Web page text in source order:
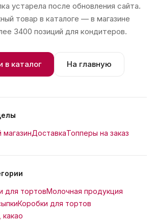
устарела после обновления сайта.
товар в каталоге — в магазине
3400 позиций для кондитеров.
в каталог На главную
магазинДоставкаТопперы на заказ
для тортовМолочная продукция
Коробки для тортов